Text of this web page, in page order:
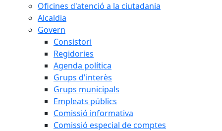
Oficines d'atenció a la ciutadania
Alcaldia
Govern
Consistori
Regidories
Agenda política
Grups d'interès
Grups municipals
Empleats públics
Comissió informativa
Comissió especial de comptes